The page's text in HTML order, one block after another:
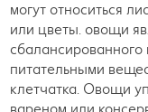
могут относиться
или цветы. овощи
сбалансированного
питательными
клетчатка. Овощи